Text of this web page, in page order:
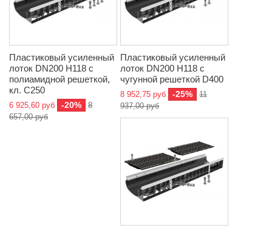
Пластиковый усиленный
лоток DN200 H118 с
полиамидной решеткой,
кл. C250
6 925,60 руб -20%
8
657,00 руб
Пластиковый усиленный
лоток DN200 H118 с
чугунной решеткой D400
8 952,75 руб -25%
11
937,00 руб